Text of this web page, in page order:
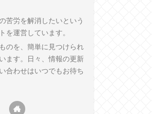
苦労を解消したいという
を運営しています。
のを、簡単に見つけられ
ます。日々、情報の更新
合わせはいつでもお待ち